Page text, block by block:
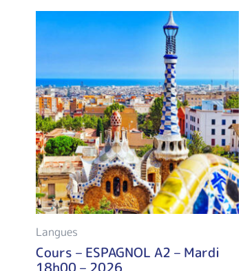
Langues
Cours – ESPAGNOL A2 – Mardi
18h00 – 2026